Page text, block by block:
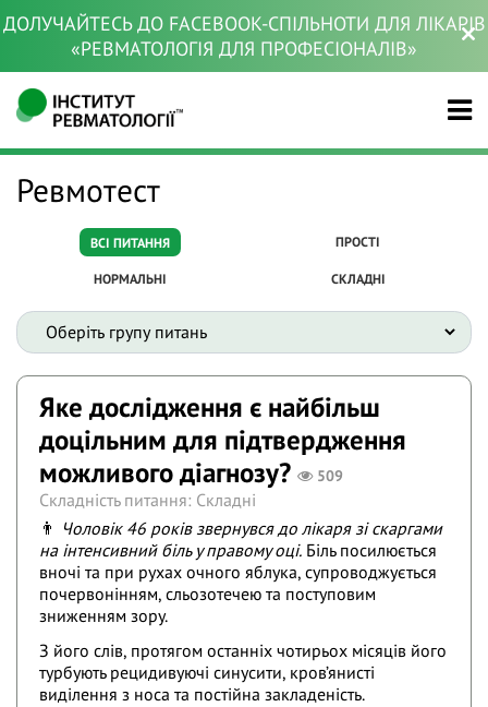
ДОЛУЧАЙТЕСЬ ДО FACEBOOK-СПІЛЬНОТИ ДЛЯ ЛІКАРІВ
«РЕВМАТОЛОГІЯ ДЛЯ ПРОФЕСІОНАЛІВ»
Ревмотест
ВСІ ПИТАННЯ ПРОСТІ
НОРМАЛЬНІ СКЛАДНІ
Яке дослідження є найбільш
доцільним для підтвердження
можливого діагнозу?
509
Складність питання: Складні
👨 Чоловік 46 років звернувся до лікаря зі скаргами
на інтенсивний біль у правому оці. Біль посилюється
вночі та при рухах очного яблука, супроводжується
почервонінням, сльозотечею та поступовим
зниженням зору.
З його слів, протягом останніх чотирьох місяців його
турбують рецидивуючі синусити, кров’янисті
виділення з носа та постійна закладеність.